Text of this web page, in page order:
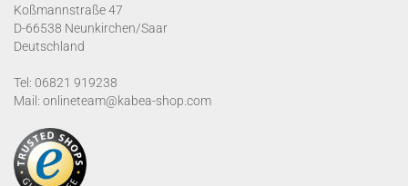
Koßmannstraße 47
D-66538 Neunkirchen/Saar
Deutschland
Tel: 06821 919238
Mail: onlineteam@kabea-shop.com